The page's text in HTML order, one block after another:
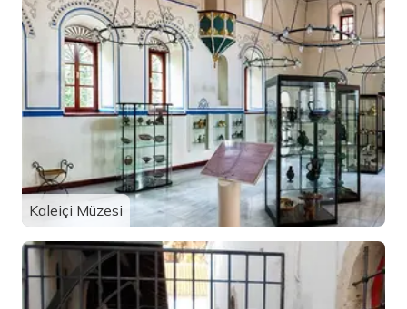
Kaleiçi Müzesi